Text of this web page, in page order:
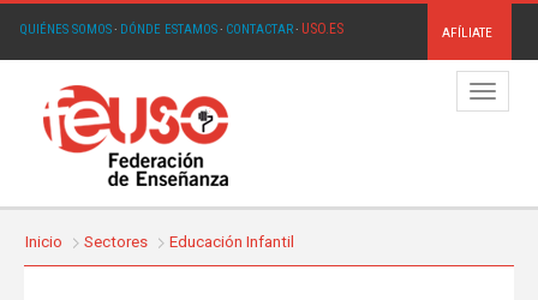
QUIÉNES SOMOS· DÓNDE ESTAMOS· CONTACTAR· USO.ES AFÍLIATE
Menú
Inicio Sectores Educación Infantil